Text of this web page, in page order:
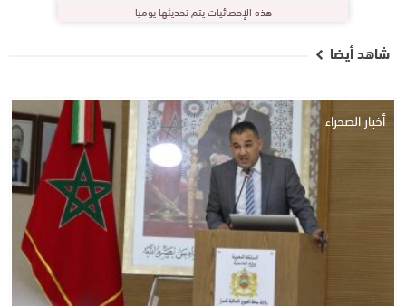
هذه الإحصائيات يتم تحديثها يوميا
شاهد أيضا
أخبار الصحراء